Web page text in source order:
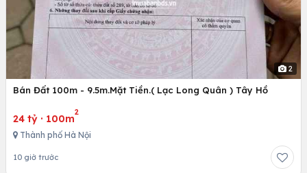
2
Bán Đất 100m - 9.5m.Mặt Tiền.( Lạc Long Quân ) Tây Hồ
24 tỷ · 100m
2
Thành phố Hà Nội
10 giờ trước